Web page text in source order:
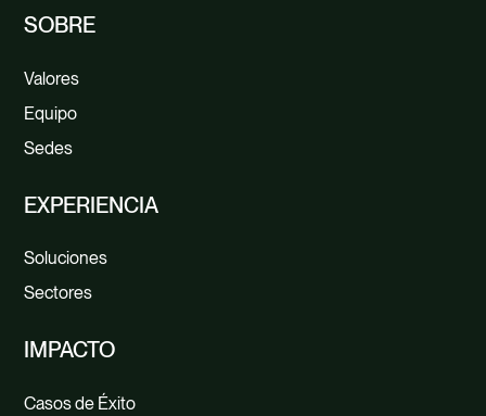
SOBRE
Valores
Equipo
Sedes
EXPERIENCIA
Soluciones
Sectores
IMPACTO
Casos de Éxito